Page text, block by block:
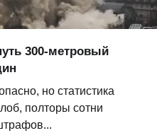
300-метровый
но статистика
полторы сотни